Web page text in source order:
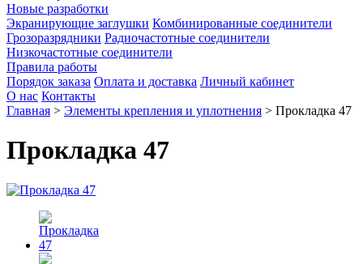
Новые разработки
Экранирующие заглушки Комбинированные соединители
Грозоразрядники Радиочастотные соединители
Низкочастотные соединители
Правила работы
Порядок заказа Оплата и доставка Личный кабинет
О нас Контакты
Главная > Элементы крепления и уплотнения > Прокладка 47
Прокладка 47